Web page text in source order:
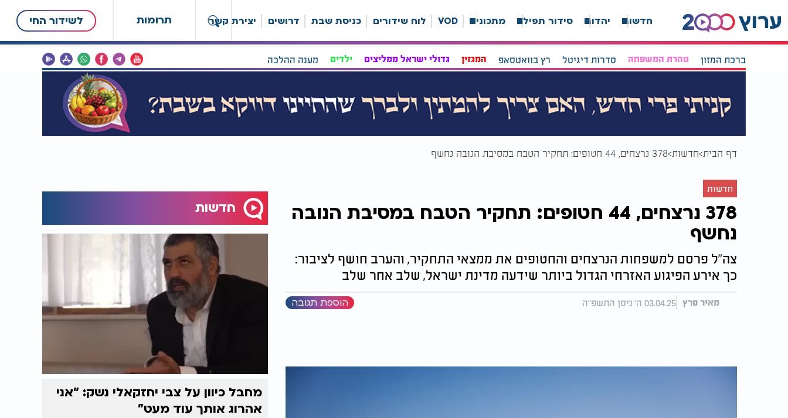
תרומות לשידור החי חדשות יהדות סידור תפילה מתכונים VOD לוח שידורים כניסת שבת דרושים יצירת קשר
ברכת המזון טהרת המשפחה סדרות דיגיטל רץ בוואטסאפ המגזין גדולי ישראל ממליצים ילדים מענה ההלכה
דף הבית חדשות 378 נרצחים, 44 חטופים: תחקיר הטבח במסיבת הנובה נחשף
חדשות
378 נרצחים, 44 חטופים: תחקיר הטבח במסיבת הנובה
נחשף
צה"ל פרסם למשפחות הנרצחים והחטופים את ממצאי התחקיר, והערב חושף לציבור:
כך אירע הפיגוע האזרחי הגדול ביותר שידעה מדינת ישראל, שלב אחר שלב
מאיר פרץ 03.04.25 ה' ניסן התשפ"ה הוספת תגובה
חדשות
מחבל כיוון על צבי יחזקאלי נשק: "אני
אהרוג אותך עוד מעט"